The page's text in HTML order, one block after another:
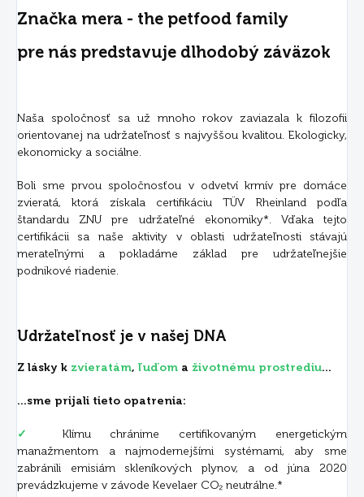
Značka mera - the petfood family
pre nás predstavuje dlhodobý záväzok
Naša spoločnosť sa už mnoho rokov zaviazala k filozofii
orientovanej na udržateľnosť s najvyššou kvalitou. Ekologicky,
ekonomicky a sociálne.
Boli sme prvou spoločnosťou v odvetví krmív pre domáce
zvieratá, ktorá získala certifikáciu TÜV Rheinland podľa
štandardu ZNU pre udržateľné ekonomiky*. Vďaka tejto
certifikácii sa naše aktivity v oblasti udržateľnosti stávajú
merateľnými a pokladáme základ pre udržateľnejšie
podnikové riadenie.
Udržateľnosť je v našej DNA
Z lásky k zvieratám, ľuďom a životnému prostrediu...
...sme prijali tieto opatrenia:
✓
Klímu chránime certifikovaným energetickým
manažmentom a najmodernejšími systémami, aby sme
zabránili emisiám skleníkových plynov, a od júna 2020
prevádzkujeme v závode Kevelaer CO₂ neutrálne.*